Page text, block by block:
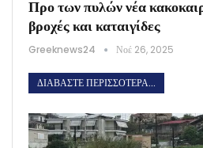
Προ των πυλών νέα
βροχές και καταιγίδες
Greeknews24 Νοέ 26, 2025
ΔΙΑΒΆΣΤΕ ΠΕΡΙΣΣΌΤΕΡΑ...